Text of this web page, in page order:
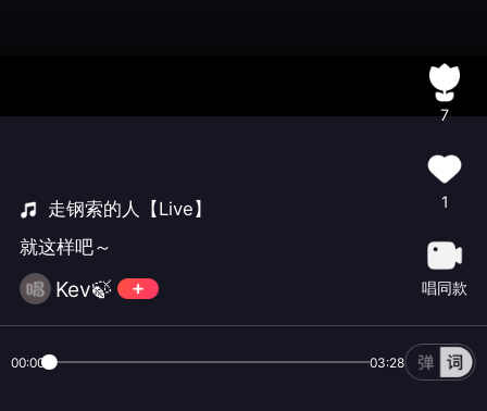
走钢索的人【Live】
就这样吧～
Kev🍃
7
1
唱同款
00:00 03:28